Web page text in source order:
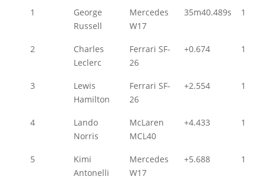
1
George
Russell
Mercedes
W17
35m40.489s 1
2
Charles
Leclerc
Ferrari SF-
26
+0.674 1
3
Lewis
Hamilton
Ferrari SF-
26
+2.554 1
4
Lando
Norris
McLaren
MCL40
+4.433 1
5
Kimi
Antonelli
Mercedes
W17
+5.688 1